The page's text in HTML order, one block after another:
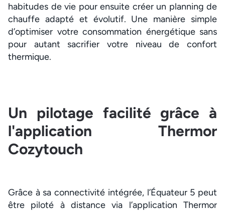
habitudes de vie pour ensuite créer un planning de
chauffe adapté et évolutif. Une manière simple
d’optimiser votre consommation énergétique sans
pour autant sacrifier votre niveau de confort
thermique.
Un pilotage facilité grâce à
l'application Thermor
Cozytouch
Grâce à sa connectivité intégrée, l’Équateur 5 peut
être piloté à distance via l’application Thermor